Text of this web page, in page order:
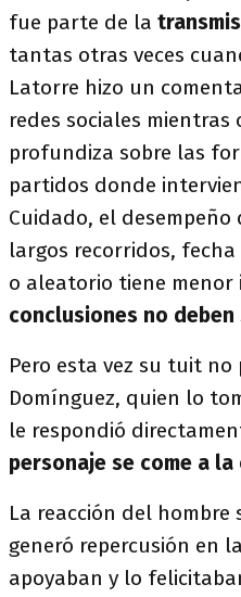
fue parte de la
tantas otras veces
Latorre hizo un
redes sociales
profundiza sobre las
partidos donde
Cuidado, el desempeño
largos recorridos,
o aleatorio tiene menor
conclusiones no
Pero esta vez su tuit
Domínguez, quien lo
le respondió
personaje se come a
La reacción del hombre
generó repercusión en
apoyaban y lo